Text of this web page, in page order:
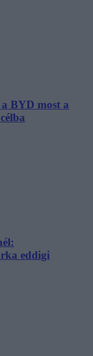
a BYD most a
eddigi